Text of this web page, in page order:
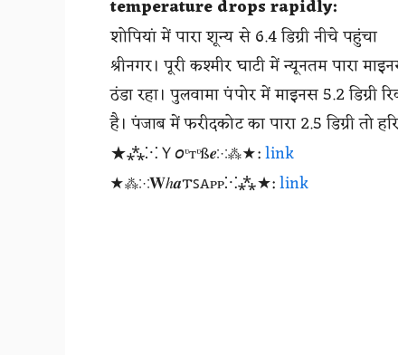
temperature drops rapidly:
शोपियां में पारा शून्य से 6.4 डिग्री नीचे पहुंचा
श्रीनगर। पूरी कश्मीर घाटी में न्यूनतम पारा
ठंडा रहा। पुलवामा पंपोर में माइनस 5.2 डिग्री
है। पंजाब में फरीदकोट का पारा 2.5 डिग्री तो
★⁂⁙Ｙ𝘰ᶹтᶹß𝒆⁙⁂★:link
★⁂⁙𝐖ℎ𝒂𐍄ꜱꭺᴩᴩ⁙⁂★:link